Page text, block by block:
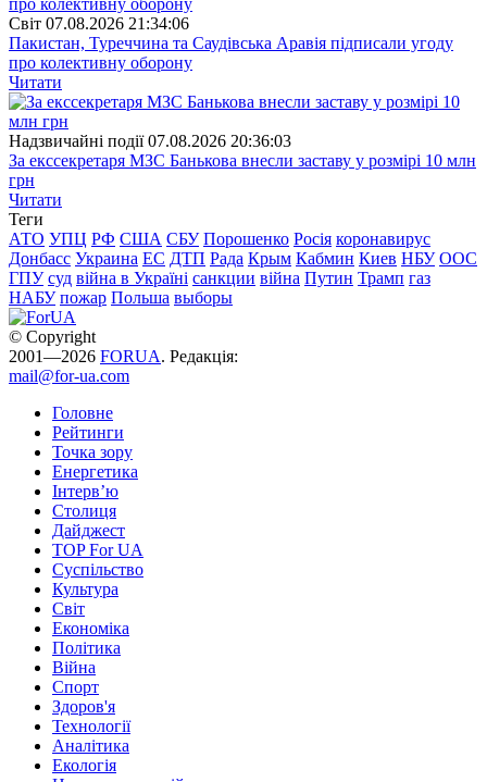
Свiт 07.08.2026 21:34:06
Пакистан, Туреччина та Саудівська Аравія підписали угоду
про колективну оборону
Читати
Надзвичайні події 07.08.2026 20:36:03
За екссекретаря МЗС Банькова внесли заставу у розмірі 10 млн
грн
Читати
Теги
АТО УПЦ РФ США СБУ Порошенко Росія коронавирус
Донбасс Украина ЕС ДТП Рада Крым Кабмин Киев НБУ ООС
ГПУ суд війна в Україні санкции війна Путин Трамп газ
НАБУ пожар Польша выборы
© Copyright
2001—2026 FORUA. Редакція:
mail@for-ua.com
Головне
Рейтинги
Точка зору
Енергетика
Інтерв’ю
Столиця
Дайджест
TOP For UA
Суспiльство
Культура
Світ
Економіка
Політика
Війна
Спорт
Здоров'я
Технології
Аналітика
Екологія